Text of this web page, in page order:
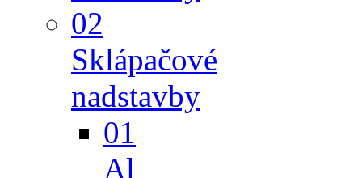
02
Sklápačové
nadstavby
01
Al